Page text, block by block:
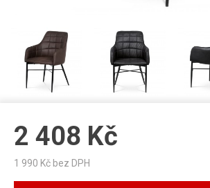
2 408 Kč
1 990 Kč bez DPH